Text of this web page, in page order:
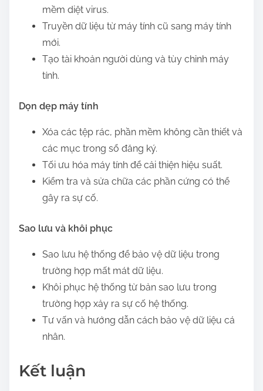
mềm diệt virus.
Truyền dữ liệu từ máy tính cũ sang máy tính
mới.
Tạo tài khoản người dùng và tùy chỉnh máy
tính.
Dọn dẹp máy tính
Xóa các tệp rác, phần mềm không cần thiết và
các mục trong sổ đăng ký.
Tối ưu hóa máy tính để cải thiện hiệu suất.
Kiểm tra và sửa chữa các phần cứng có thể
gây ra sự cố.
Sao lưu và khôi phục
Sao lưu hệ thống để bảo vệ dữ liệu trong
trường hợp mất mát dữ liệu.
Khôi phục hệ thống từ bản sao lưu trong
trường hợp xảy ra sự cố hệ thống.
Tư vấn và hướng dẫn cách bảo vệ dữ liệu cá
nhân.
Kết luận